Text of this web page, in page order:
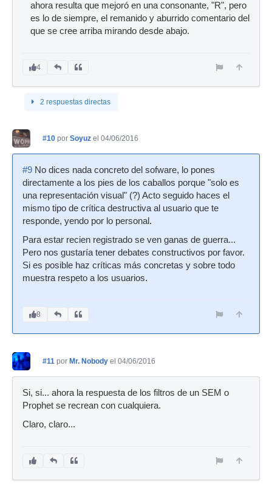
ahora resulta que mejoró en una consonante, "R", pero
es lo de siempre, el remanido y aburrido comentario del
que se cree arriba mirando desde abajo.
4
2 respuestas directas
#10 por Soyuz el 04/06/2016
#9 No dices nada concreto del sofware, lo pones
directamente a los pies de los caballos porque "solo es
una representación visual" (?) Acto seguido haces el
mismo tipo de crítica destructiva al usuario que te
responde, yendo por lo personal.
Para estar recien registrado se ven ganas de guerra...
Pero nos gustaría tener debates constructivos por favor.
Si es posible haz críticas más concretas y sobre todo
muestra respeto a los usuarios.
8
#11 por Mr. Nobody el 04/06/2016
Si, si... ahora la respuesta de los filtros de un SEM o
Prophet se recrean con cualquiera.
Claro, claro...